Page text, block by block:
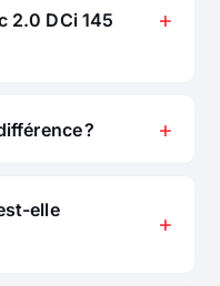
2.0 DCi 145
?
elle